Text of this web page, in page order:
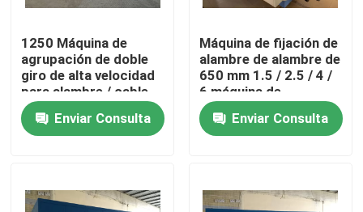
En casa
Productos
Los vídeos
1250 Máquina de
agrupación de doble
giro de alta velocidad
para alambre / cable
10 16 25 4 * 2.5
Enviar Consulta
Máquina de fijación de
alambre de alambre de
650 mm 1.5 / 2.5 / 4 /
6 máquina de
agrupamiento de
cablesEnviar Consulta